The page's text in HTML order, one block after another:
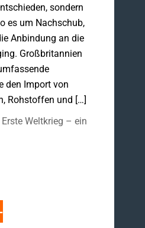
sondern
es um Nachschub,
Anbindung an die
Großbritannien
den Import von
Rohstoffen und […]
Erste Weltkrieg – ein